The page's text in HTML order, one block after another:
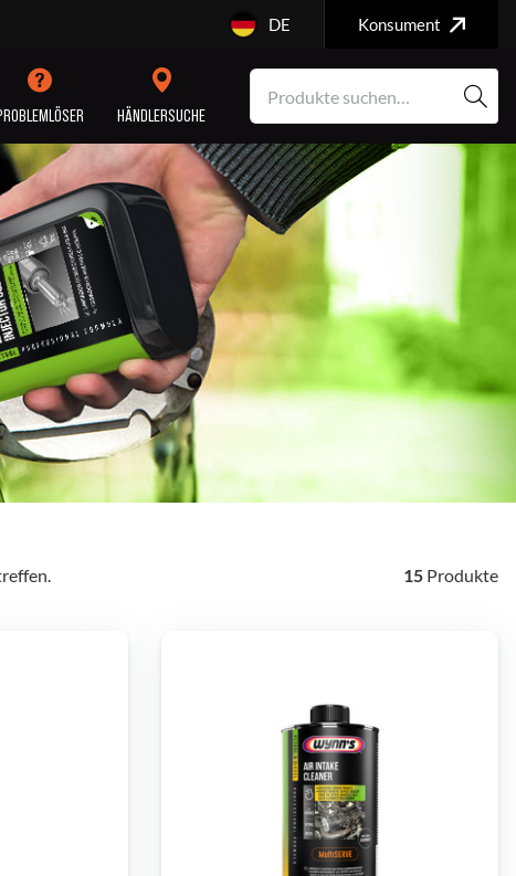
DE Konsument
MOTORREPARATUR SERVICE/WARTUNG
HÄNDLERSUCHE
15 Produkte